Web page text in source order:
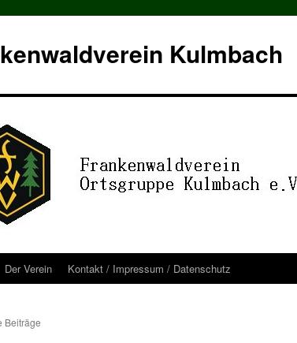
Kulmbach
Der Verein Kontakt / Impressum / Datenschutz
Beiträge